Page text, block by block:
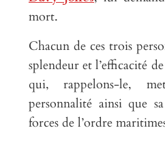
mort.
Chacun de ces trois
splendeur et l’efficacité
qui, rappelons-le,
personnalité ainsi que
forces de l’ordre